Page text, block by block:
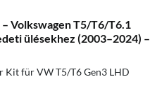
Volkswagen T5/T6/T6.1
ülésekhez (2003–2024) –
Kit für VW T5/T6 Gen3 LHD